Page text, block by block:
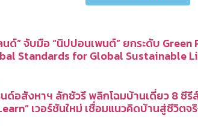
นด์” จับมือ “นิปปอนเพนต์” ยกระดับ
Standards for Global
ด์อสังหาฯ ลักชัวรี พลิกโฉมบ้านเดี่ยว 8 ซี
เวอร์ชันใหม่ เชื่อมแนวคิดบ้านสู่ชีวิตจ